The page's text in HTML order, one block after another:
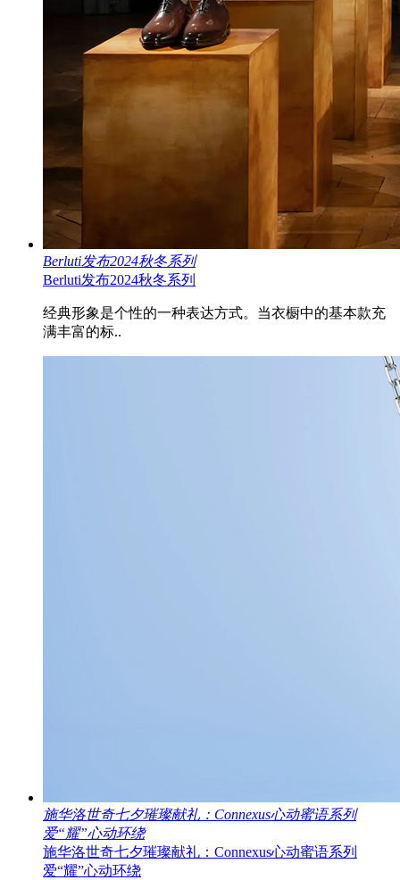
Berluti发布2024秋冬系列
Berluti发布2024秋冬系列
经典形象是个性的一种表达方式。当衣橱中的基本款充
满丰富的标..
施华洛世奇七夕璀璨献礼：Connexus心动蜜语系列
爱“耀”心动环绕
施华洛世奇七夕璀璨献礼：Connexus心动蜜语系列
爱“耀”心动环绕